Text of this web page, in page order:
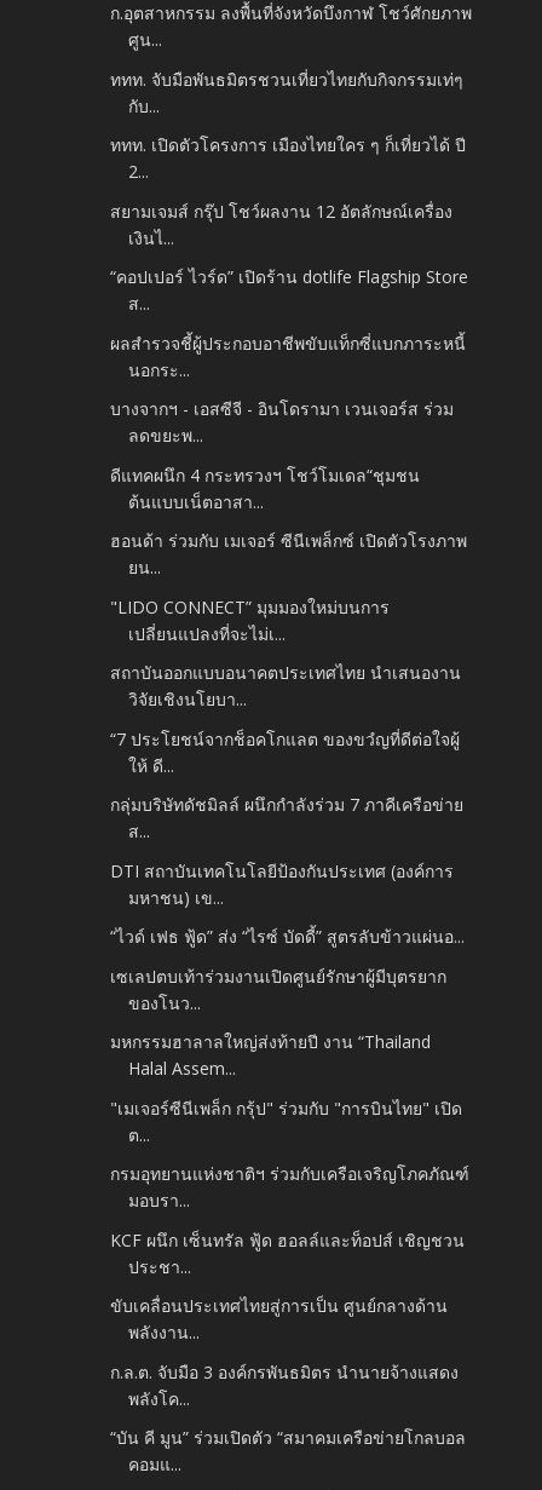
ก.อุตสาหกรรม ลงพื้นที่จังหวัดบึงกาฬ โชว์ศักยภาพ
ศูน...
ททท. จับมือพันธมิตรชวนเที่ยวไทยกับกิจกรรมเท่ๆ
กับ...
ททท. เปิดตัวโครงการ เมืองไทยใคร ๆ ก็เที่ยวได้ ปี
2...
สยามเจมส์ กรุ๊ป โชว์ผลงาน 12 อัตลักษณ์เครื่อง
เงินไ...
“คอปเปอร์ ไวร์ด” เปิดร้าน dotlife Flagship Store
ส...
ผลสำรวจชี้ผู้ประกอบอาชีพขับแท็กซี่แบกภาระหนี้
นอกระ...
บางจากฯ - เอสซีจี - อินโดรามา เวนเจอร์ส ร่วม
ลดขยะพ...
ดีแทคผนึก 4 กระทรวงฯ โชว์โมเดล“ชุมชน
ต้นแบบเน็ตอาสา...
ฮอนด้า ร่วมกับ เมเจอร์ ซีนีเพล็กซ์ เปิดตัวโรงภาพ
ยน...
"LIDO CONNECT” มุมมองใหม่บนการ
เปลี่ยนแปลงที่จะไม่เ...
สถาบันออกแบบอนาคตประเทศไทย นำเสนองาน
วิจัยเชิงนโยบา...
“7 ประโยชน์จากช็อคโกแลต ของขวํญที่ดีต่อใจผู้
ให้ ดี...
กลุ่มบริษัทดัชมิลล์ ผนึกกำลังร่วม 7 ภาคีเครือข่าย
ส...
DTI สถาบันเทคโนโลยีป้องกันประเทศ (องค์การ
มหาชน) เข...
“ไวด์ เฟธ ฟู้ด” ส่ง “ไรซ์ บัดดี้” สูตรลับข้าวแผ่นอ...
เซเลปตบเท้าร่วมงานเปิดศูนย์รักษาผู้มีบุตรยาก
ของโนว...
มหกรรมฮาลาลใหญ่ส่งท้ายปี งาน “Thailand
Halal Assem...
"เมเจอร์ซีนีเพล็ก กรุ้ป" ร่วมกับ "การบินไทย" เปิด
ต...
กรมอุทยานแห่งชาติฯ ร่วมกับเครือเจริญโภคภัณฑ์
มอบรา...
KCF ผนึก เซ็นทรัล ฟู้ด ฮอลล์และท็อปส์ เชิญชวน
ประชา...
ขับเคลื่อนประเทศไทยสู่การเป็น ศูนย์กลางด้าน
พลังงาน...
ก.ล.ต. จับมือ 3 องค์กรพันธมิตร นำนายจ้างแสดง
พลังโค...
“บัน คี มูน” ร่วมเปิดตัว “สมาคมเครือข่ายโกลบอล
คอมแ...